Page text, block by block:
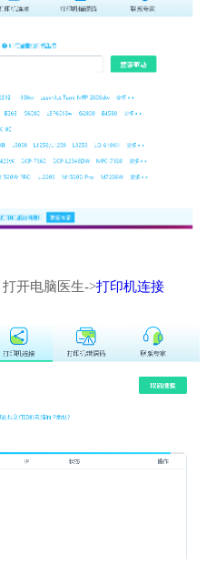
开电脑医生->打印机连接